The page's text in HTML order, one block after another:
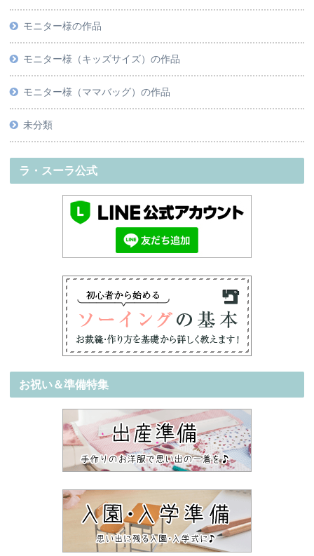
モニター様の作品
モニター様（キッズサイズ）の作品
モニター様（ママバッグ）の作品
未分類
ラ・スーラ公式
お祝い＆準備特集